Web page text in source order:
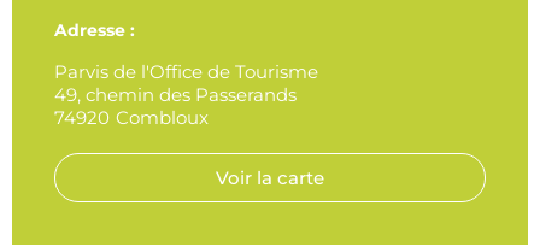
Adresse :
Parvis de l'Office de Tourisme
49, chemin des Passerands
74920 Combloux
Voir la carte